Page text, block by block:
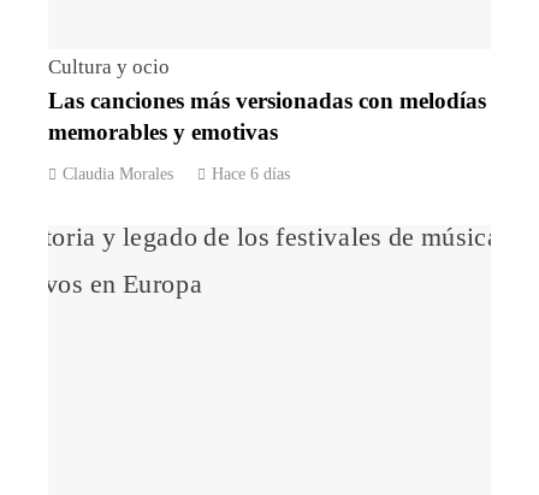
Cultura y ocio
Las canciones más versionadas con melodías
memorables y emotivas
Claudia Morales Hace 6 días